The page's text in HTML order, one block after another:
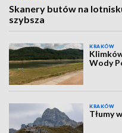
Skanery butów na
szybsza
KRAKÓW
Wody
KRAKÓW
Tłumy